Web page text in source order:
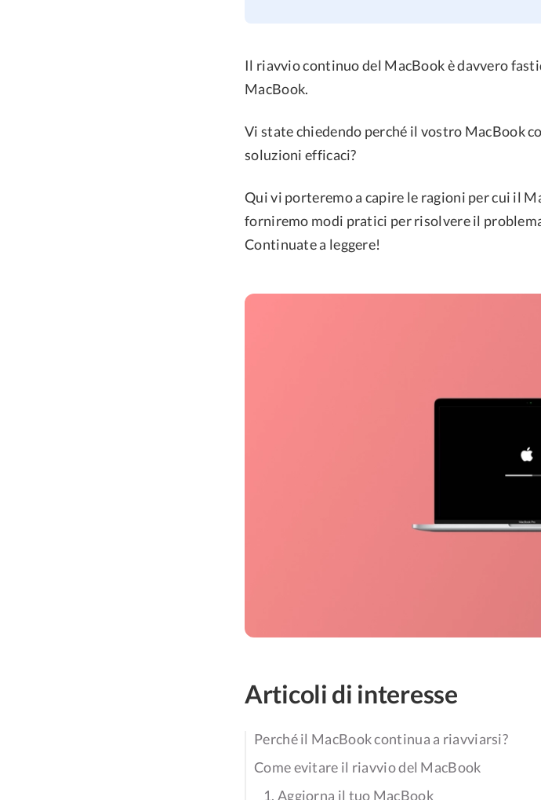
Il riavvio continuo del MacBook è davvero
MacBook.
Vi state chiedendo perché il vostro MacBook
soluzioni efficaci?
Qui vi porteremo a capire le ragioni per cui il
forniremo modi pratici per risolvere il
Continuate a leggere!
Articoli di interesse
Perché il MacBook continua a riavviarsi?
Come evitare il riavvio del MacBook
1. Aggiorna il tuo MacBook